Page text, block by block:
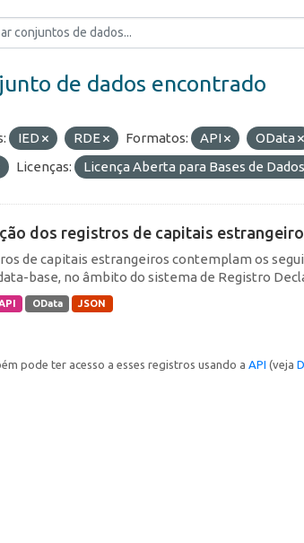
de dados encontrado
IED RDE Formatos: API
OData
Licenças: Licença Aberta para Bases de
dos registros de capitais
de capitais estrangeiros contemplam os
base, no âmbito do sistema de Registro
OData JSON
pode ter acesso a esses registros usando a API (veja